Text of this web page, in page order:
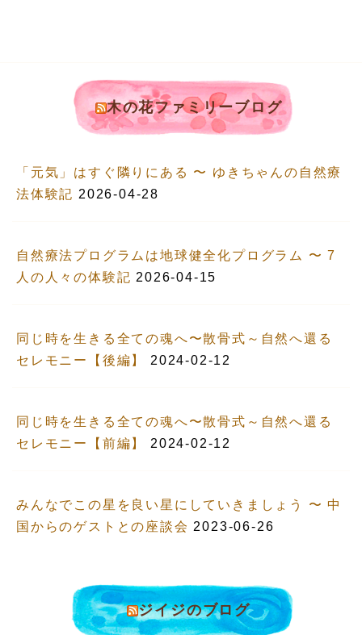
木の花ファミリーブログ
「元気」はすぐ隣りにある 〜 ゆきちゃんの自然療
法体験記 2026-04-28
自然療法プログラムは地球健全化プログラム 〜 7
人の人々の体験記 2026-04-15
同じ時を生きる全ての魂へ〜散骨式～自然へ還る
セレモニー【後編】
2024-02-12
同じ時を生きる全ての魂へ〜散骨式～自然へ還る
セレモニー【前編】
2024-02-12
みんなでこの星を良い星にしていきましょう 〜 中
国からのゲストとの座談会 2023-06-26
ジイジのブログ